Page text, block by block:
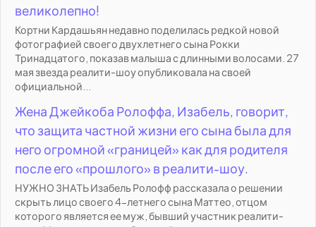
великолепно!
Кортни Кардашьян недавно поделилась редкой новой
фотографией своего двухлетнего сына Рокки
Тринадцатого, показав малыша с длинными волосами. 27
мая звезда реалити-шоу опубликовала на своей
официальной...
Жена Джейкоба Ролоффа, Изабель, говорит,
что защита частной жизни его сына была для
него огромной «границей» как для родителя
после его «прошлого» в реалити-шоу.
НУЖНО ЗНАТЬ Изабель Ролофф рассказала о решении
скрыть лицо своего 4-летнего сына Маттео, отцом
которого является ее муж, бывший участник реалити-